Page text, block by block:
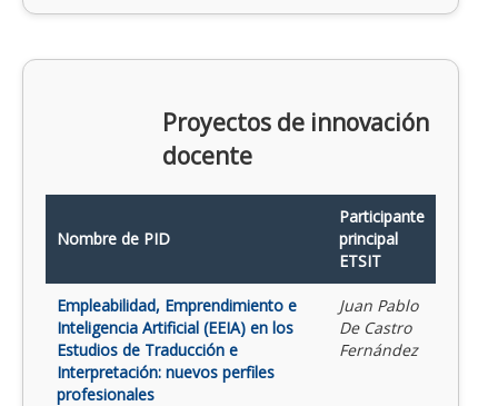
Proyectos de innovación
docente
Nombre de PID
Participante
principal
ETSIT
Empleabilidad, Emprendimiento e
Inteligencia Artificial (EEIA) en los
Estudios de Traducción e
Interpretación: nuevos perfiles
profesionales
Juan Pablo
De Castro
Fernández